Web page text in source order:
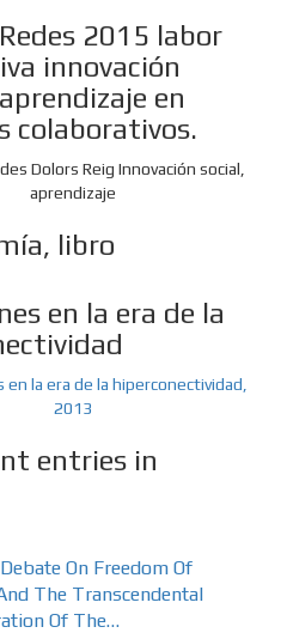
2015 labor
innovación
en
colaborativos.
libro
en la era de la
entries in
On Freedom Of
The Transcendental
Of The…